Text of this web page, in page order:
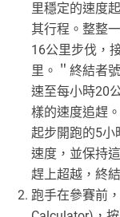
里穩定的速度
其行程。整整
16公里步伐，
里。＂終結者
速至每小時20
樣的速度追趕
起步開跑的5小
速度，並保持
趕上超越，終
跑手在參賽前